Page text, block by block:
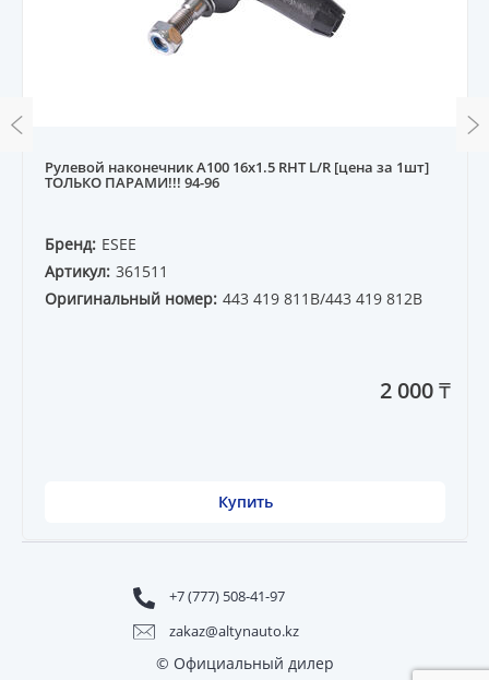
Рулевой наконечник A100 16x1.5 RHT L/R [цена за 1шт]
ТОЛЬКО ПАРАМИ!!! 94-96
Бренд: ESEE
Артикул: 361511
Оригинальный номер: 443 419 811B/443 419 812B
2 000 ₸
Купить
+7 (777) 508-41-97
zakaz@altynauto.kz
© Официальный дилер